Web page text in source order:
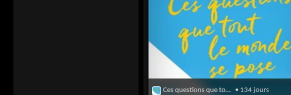
Ces questions que tout le monde se pose • 134 jours